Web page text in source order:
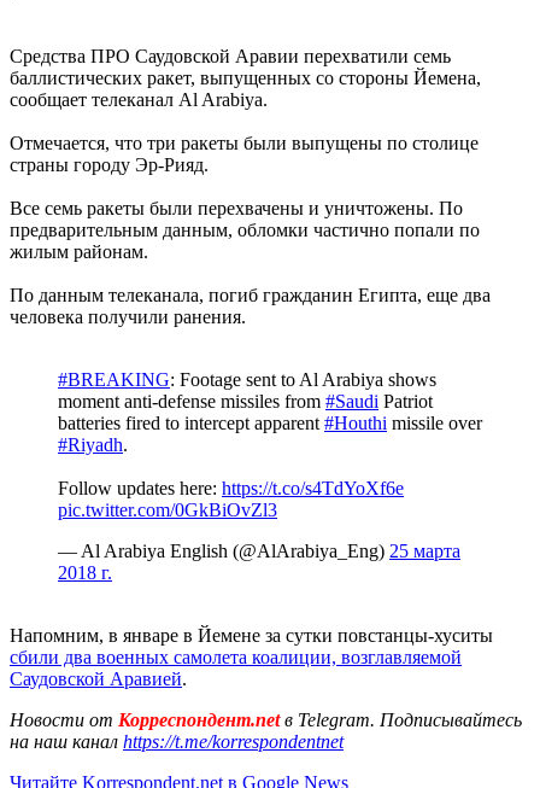
Средства ПРО Саудовской Аравии перехватили семь
баллистических ракет, выпущенных со стороны Йемена,
сообщает телеканал Al Arabiya.
Отмечается, что три ракеты были выпущены по столице
страны городу Эр-Рияд.
Все семь ракеты были перехвачены и уничтожены. По
предварительным данным, обломки частично попали по
жилым районам.
По данным телеканала, погиб гражданин Египта, еще два
человека получили ранения.
#BREAKING: Footage sent to Al Arabiya shows
moment anti-defense missiles from #Saudi Patriot
batteries fired to intercept apparent #Houthi missile over
#Riyadh.
Follow updates here: https://t.co/s4TdYoXf6e
pic.twitter.com/0GkBiOvZl3
— Al Arabiya English (@AlArabiya_Eng) 25 марта
2018 г.
Напомним, в январе в Йемене за сутки повстанцы-хуситы
сбили два военных самолета коалиции, возглавляемой
Саудовской Аравией.
Новости от Корреспондент.netв Telegram. Подписывайтесь
на наш канал https://t.me/korrespondentnet
Читайте Korrespondent.net в Google News